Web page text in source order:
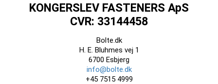
KONGERSLEV FASTENERS ApS
CVR: 33144458
Bolte.dk
H. E. Bluhmes vej 1
6700 Esbjerg
info@bolte.dk
+45 7515 4999